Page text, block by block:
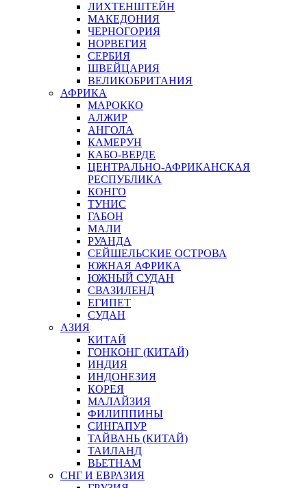
ЛИХТЕНШТЕЙН
МАКЕДОНИЯ
ЧЕРНОГОРИЯ
НОРВЕГИЯ
СЕРБИЯ
ШВЕЙЦАРИЯ
ВЕЛИКОБРИТАНИЯ
АФРИКА
МАРОККО
АЛЖИР
АНГОЛА
КАМЕРУН
КАБО-ВЕРДЕ
ЦЕНТРАЛЬНО-АФРИКАНСКАЯ
РЕСПУБЛИКА
КОНГО
ТУНИС
ГАБОН
МАЛИ
РУАНДА
СЕЙШЕЛЬСКИЕ ОСТРОВА
ЮЖНАЯ АФРИКА
ЮЖНЫЙ СУДАН
СВАЗИЛЕНД
ЕГИПЕТ
СУДАН
АЗИЯ
КИТАЙ
ГОНКОНГ (КИТАЙ)
ИНДИЯ
ИНДОНЕЗИЯ
КОРЕЯ
МАЛАЙЗИЯ
ФИЛИППИНЫ
СИНГАПУР
ТАЙВАНЬ (КИТАЙ)
ТАИЛАНД
ВЬЕТНАМ
СНГ И ЕВРАЗИЯ